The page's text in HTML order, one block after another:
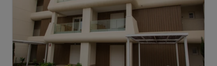
que aúnen calidad e innovación”.